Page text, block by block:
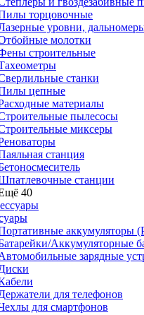
торцовочные
уровни,
молотки
строительные
станки
цепные
материалы
пылесосы
миксеры
станция
станции
40
аккумуляторы
Аккумуляторные
зарядные
для телефонов
для смартфонов